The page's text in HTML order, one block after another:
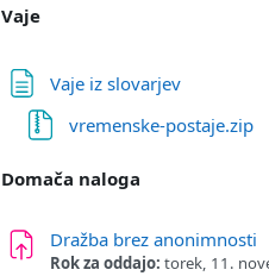
Vaje
Vaje iz slovarjevStran
vremenske-postaje.zip
Domača naloga
Dražba brez anonimnosti
Rok za oddajo: torek, 11.